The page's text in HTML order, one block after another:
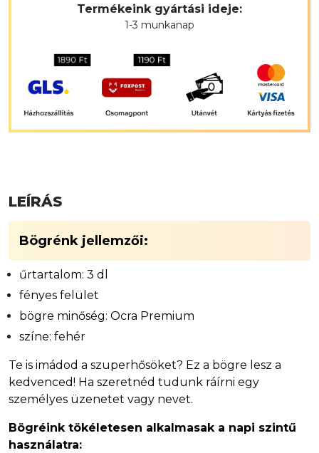
Termékeink gyártási ideje:
1-3 munkanap
LEÍRÁS
Bögrénk jellemzői:
űrtartalom: 3 dl
fényes felület
bögre minőség: Ocra Premium
színe: fehér
Te is imádod a szuperhősöket? Ez a bögre lesz a
kedvenced! Ha szeretnéd tudunk ráírni egy
személyes üzenetet vagy nevet.
Bögréink tökéletesen alkalmasak a napi szintű
használatra: